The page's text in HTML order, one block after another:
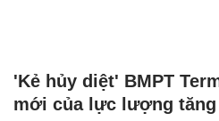
'Kẻ hủy diệt' BMPT
mới của lực lượng tăng